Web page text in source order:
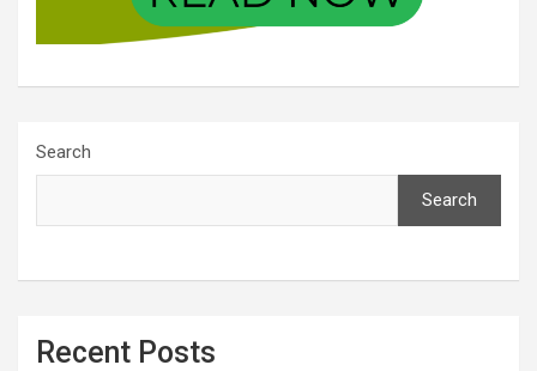
Search
Search
Recent Posts